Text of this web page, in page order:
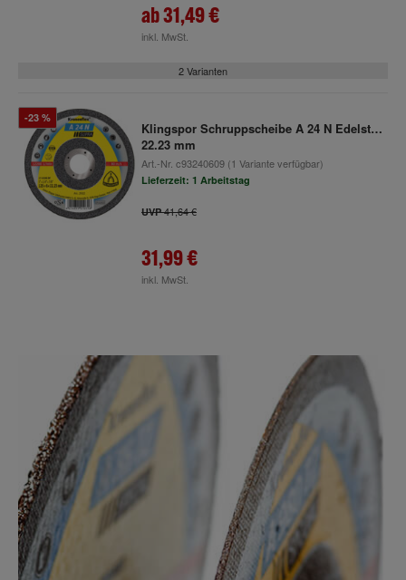
ab31,49 €
inkl. MwSt.
2 Varianten
-23 %
Klingspor Schruppscheibe A 24 N Edelstahl
22.23 mm
Art.-Nr. c93240609(1 Variante verfügbar)
Lieferzeit: 1 Arbeitstag
UVP41,64 €
31,99 €
inkl. MwSt.